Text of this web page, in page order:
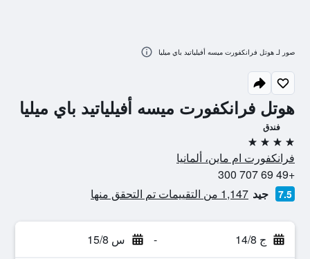
هوتل فرانكفورت ميسه أفيلياتيد باي ميليا
فندق
4 نجوم
فرانكفورت ام ماين، ألمانيا
+49 69 707 300
7.5 جيد 1,147 من التقييمات تم التحقق منها
ج 14/8 - س 15/8
صور لـ هوتل فرانكفورت ميسه أفيلياتيد باي ميليا